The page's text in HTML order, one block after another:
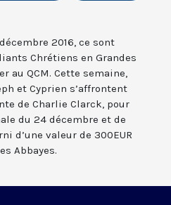
2016, ce sont
Chrétiens en Grandes
au QCM. Cette semaine,
et Cyprien s’affrontent
de Charlie Clarck, pour
du 24 décembre et de
d’une valeur de 300EUR
Abbayes.